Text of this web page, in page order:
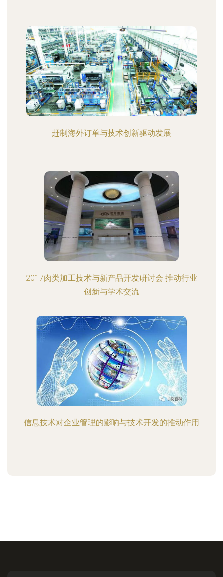
赶制海外订单与技术创新驱动发展
2017肉类加工技术与新产品开发研讨会 推动行业
创新与学术交流
信息技术对企业管理的影响与技术开发的推动作用